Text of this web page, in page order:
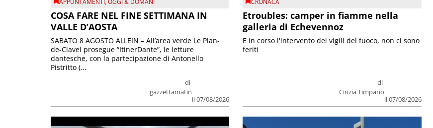
APPUNTAMENTI ,OGGI & DOMANI
COSA FARE NEL FINE SETTIMANA IN
VALLE D’AOSTA
di
gazzettamatin
il 07/08/2026
SABATO 8 AGOSTO ALLEIN – All’area verde Le Plan-
de-Clavel prosegue “ItinerDante”, le letture
dantesche, con la partecipazione di Antonello
Pistritto (...
CRONACA
Etroubles: camper in fiamme nella
galleria di Echevennoz
di
Cinzia Timpano
il 07/08/2026
E in corso l'intervento dei vigili del fuoco, non ci sono
feriti